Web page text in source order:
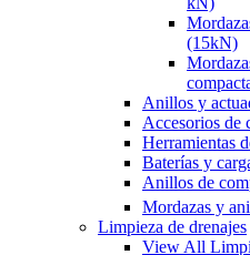
(15kN)
Anillos y
Accesorios de
Herramientas
Baterías y
Anillos de
Mordazas y
Limpieza de drenajes
View All